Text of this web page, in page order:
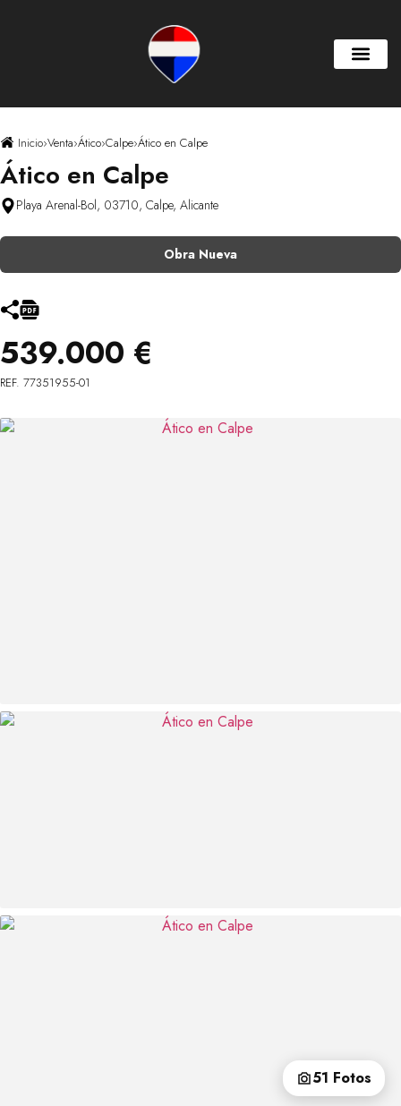
Inicio›Venta›Ático›Calpe›Ático en Calpe
Ático en Calpe
Playa Arenal-Bol, 03710, Calpe, Alicante
Obra Nueva
539.000 €
REF. 77351955-01
51 Fotos